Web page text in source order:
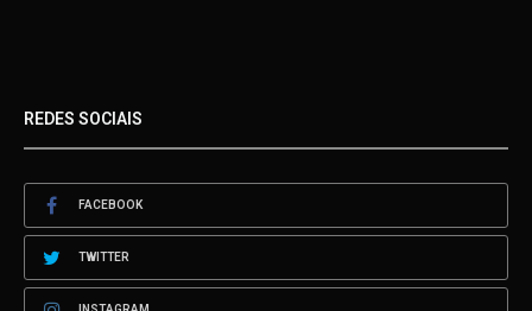
REDES SOCIAIS
FACEBOOK
TWITTER